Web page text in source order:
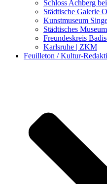
Schloss Achberg
Städtische Galerie
Kunstmuseum
Städtisches
Freundeskreis
Karlsruhe | ZKM
Feuilleton / Kultur-